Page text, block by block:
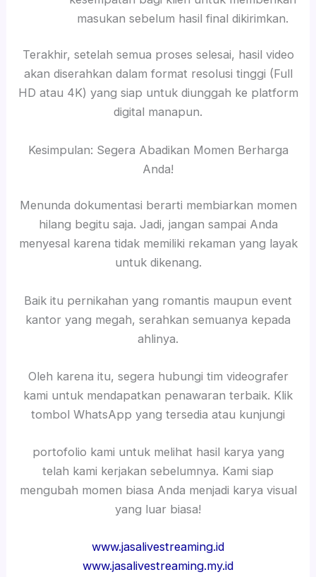
masukan sebelum hasil final dikirimkan.
Terakhir, setelah semua proses selesai, hasil video
akan diserahkan dalam format resolusi tinggi (Full
HD atau 4K) yang siap untuk diunggah ke platform
digital manapun.
Kesimpulan: Segera Abadikan Momen Berharga
Anda!
Menunda dokumentasi berarti membiarkan momen
hilang begitu saja. Jadi, jangan sampai Anda
menyesal karena tidak memiliki rekaman yang layak
untuk dikenang.
Baik itu pernikahan yang romantis maupun event
kantor yang megah, serahkan semuanya kepada
ahlinya.
Oleh karena itu, segera hubungi tim videografer
kami untuk mendapatkan penawaran terbaik. Klik
tombol WhatsApp yang tersedia atau kunjungi
portofolio kami untuk melihat hasil karya yang
telah kami kerjakan sebelumnya. Kami siap
mengubah momen biasa Anda menjadi karya visual
yang luar biasa!
www.jasalivestreaming.id
www.jasalivestreaming.my.id